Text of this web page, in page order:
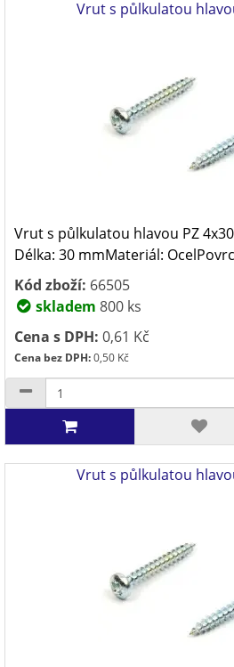
Vrut s půlkulatou
Vrut s půlkulatou hlavou PZ
Délka: 30 mmMateriál:
Kód zboží: 66505
skladem 800 ks
Cena s DPH: 0,61 Kč
Cena bez DPH:0,50 Kč
Vrut s půlkulatou